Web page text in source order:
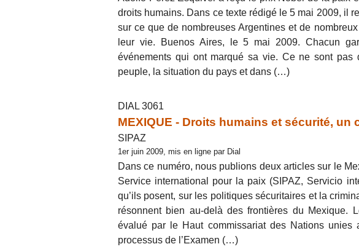
droits humains. Dans ce texte rédigé le 5 mai 2009, il
sur ce que de nombreuses Argentines et de
leur vie. Buenos Aires, le 5 mai 2009. Chacun
événements qui ont marqué sa vie. Ce ne sont
peuple, la situation du pays et dans (…)
DIAL 3061
MEXIQUE - Droits humains et sécurité, un
SIPAZ
1er juin 2009, mis en ligne par Dial
Dans ce numéro, nous publions deux articles sur le
Service international pour la paix (SIPAZ, Servicio
qu’ils posent, sur les politiques sécuritaires et la
résonnent bien au-delà des frontières du Mexique.
évalué par le Haut commissariat des Nations unies
processus de l’Examen (…)